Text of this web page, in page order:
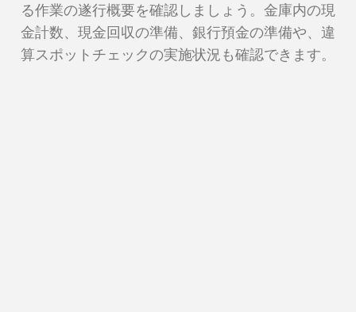
る作業の遂行概要を確認しましょう。金庫内の現
金計数、現金回収の準備、銀行預金の準備や、違
算スポットチェックの実施状況も確認できます。